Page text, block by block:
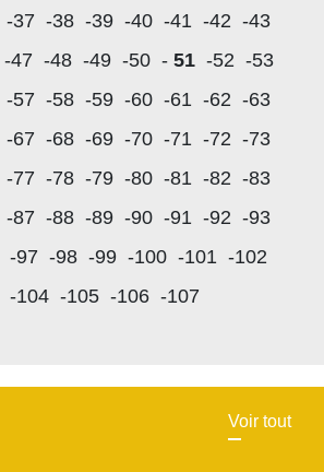
-37 -38 -39 -40 -41 -42 -43
-47 -48 -49 -50 - 51 -52 -53
-57 -58 -59 -60 -61 -62 -63
-67 -68 -69 -70 -71 -72 -73
-77 -78 -79 -80 -81 -82 -83
-87 -88 -89 -90 -91 -92 -93
-97 -98 -99 -100 -101 -102
-104 -105 -106 -107
Voir tout